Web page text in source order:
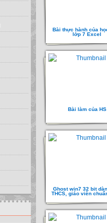
Bài thực hành của
lớp 7 Excel
Bài làm của HS
Ghost win7 32 bit
THCS, giáo viên